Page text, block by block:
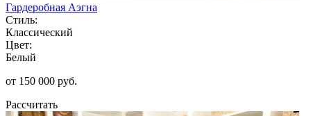
Гардеробная Аэгна
Стиль:
Классический
Цвет:
Белый
от 150 000 руб.
Рассчитать